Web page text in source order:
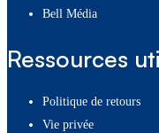
Bell Média
Ressources
Politique de retours
Vie privée